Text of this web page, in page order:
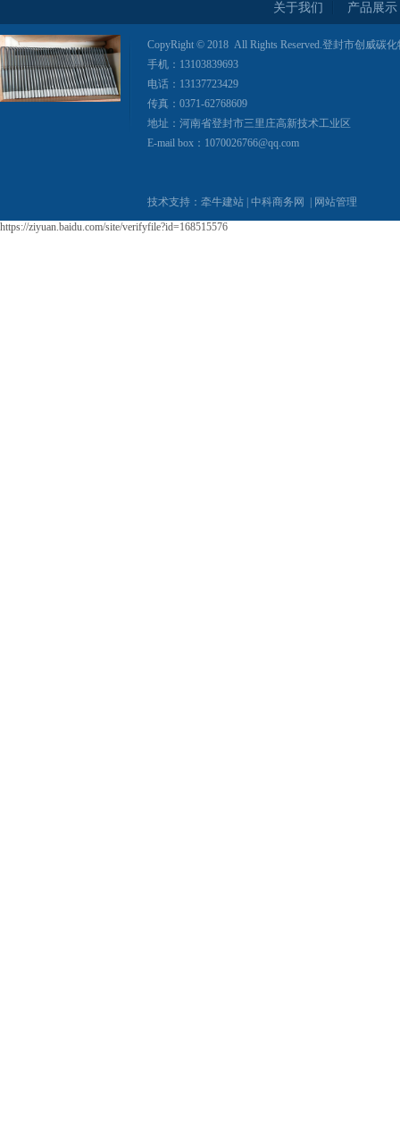
关于我们 产品展示
CopyRight © 2018 All Rights Reserved.登封市创威碳
手机：13103839693
电话：13137723429
传真：0371-62768609
地址：河南省登封市三里庄高新技术工业区
E-mail box：1070026766@qq.com
技术支持： 牵牛建站 中科商务网
网站管理
https://ziyuan.baidu.com/site/verifyfile?id=168515576